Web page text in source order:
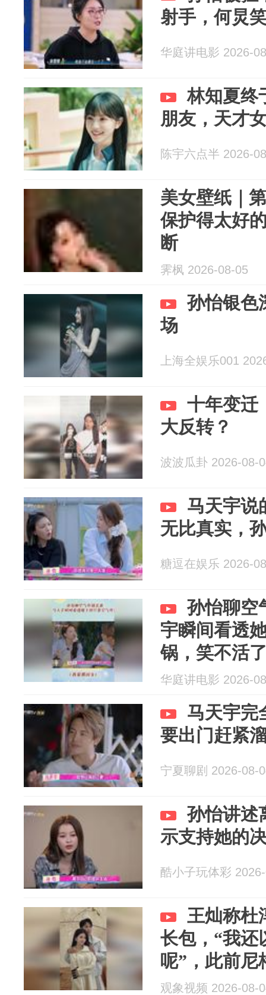
射手，何炅
华庭讲电影 2026-
林知夏终
朋友，天才
陈宇六点半 2026-
美女壁纸｜
保护得太好
断
霁枫 2026-08-05
孙怡银色
场
上海全娱乐001
十年变迁
大反转？
波波瓜卦 2026-08-
马天宇说
无比真实，
糖逗在娱乐 2026-
孙怡聊空
宇瞬间看透
锅，笑不活
华庭讲电影 2026-
马天宇完
要出门赶紧
宁夏聊剧 2026-08-
孙怡讲述
示支持她的
酷小子玩体彩
王灿称杜
长包，“我还
呢”，此前尼
染发过敏
观象视频 2026-08-